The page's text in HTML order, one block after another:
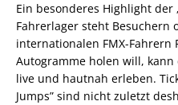
Ein besonderes Highlight der
Fahrerlager steht Besuchern
internationalen FMX-Fahrern
Autogramme holen will, kann
live und hautnah erleben.
Jumps” sind nicht zuletzt